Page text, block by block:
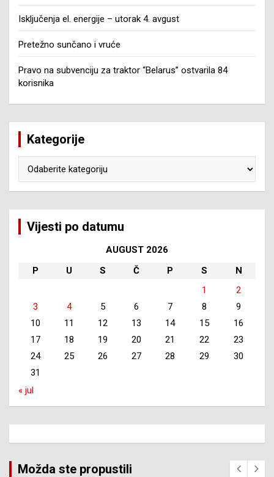
Isključenja el. energije – utorak 4. avgust
Pretežno sunčano i vruće
Pravo na subvenciju za traktor “Belarus” ostvarila 84
korisnika
Kategorije
Vijesti po datumu
AUGUST 2026
P
U S Č P S
N
1
2
3
4 5 6 7 8
9
10
11 12 13 14 15
16
17
18 19 20 21 22
23
24
25 26 27 28 29
30
31
« jul
Možda ste propustili